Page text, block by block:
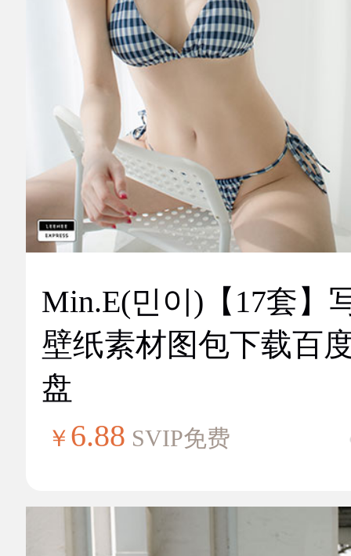
Min.E(민이)【17套】
壁纸素材图包下载百
盘
￥ 6.88 SVIP免费